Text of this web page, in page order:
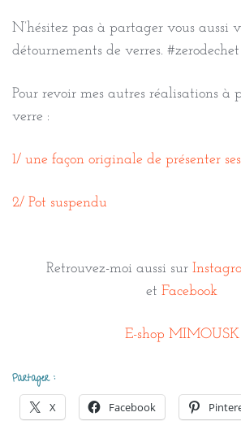
N’hésitez pas à partager vous aussi
détournements de verres.
Pour revoir mes autres réalisations à
verre :
1/ une façon originale de présenter
2/ Pot suspendu
Retrouvez-moi aussi sur
et Facebook
E-shop MIMOUSK
Partager :
X Facebook